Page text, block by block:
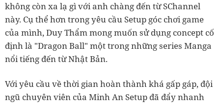
không còn xa lạ gì với anh chàng đến từ SChannel
này. Cụ thể hơn trong yêu cầu Setup góc chơi game
của mình, Duy Thẩm mong muốn sử dụng concept cố
định là "Dragon Ball" một trong những series Manga
nổi tiếng đến từ Nhật Bản.
Với yêu cầu về thời gian hoàn thành khá gấp gáp, đội
ngũ chuyên viên của Minh An Setup đã đẩy nhanh